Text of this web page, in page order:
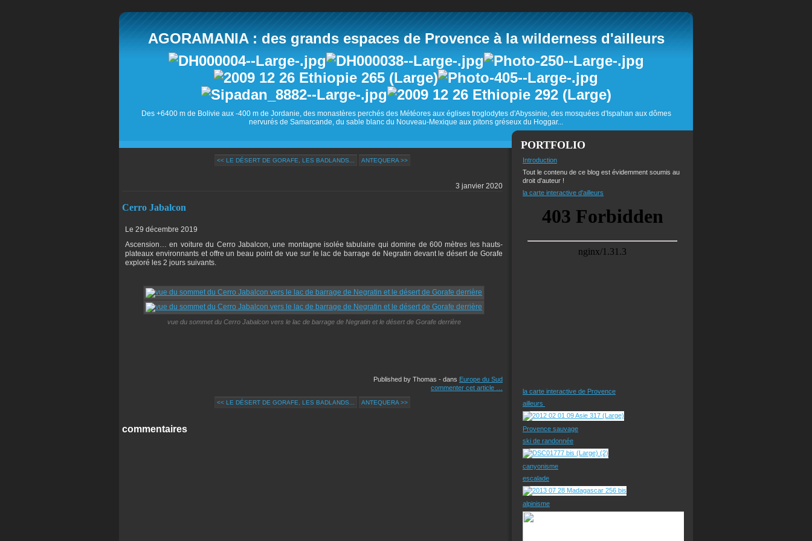
AGORAMANIA : des grands espaces de Provence à la wilderness d'ailleurs
Des +6400 m de Bolivie aux -400 m de Jordanie, des monastères perchés des Météores aux églises troglodytes d'Abyssinie, des mosquées d'Ispahan aux dômes
nervurés de Samarcande, du sable blanc du Nouveau-Mexique aux pitons gréseux du Hoggar...
<< LE DÉSERT DE GORAFE, LES BADLANDS... ANTEQUERA >>
3 janvier 2020
Cerro Jabalcon
Le 29 décembre 2019
Ascension… en voiture du Cerro Jabalcon, une montagne isolée tabulaire qui domine de 600 mètres les hauts-
plateaux environnants et offre un beau point de vue sur le lac de barrage de Negratin devant le désert de Gorafe
exploré les 2 jours suivants.
vue du sommet du Cerro Jabalcon vers le lac de barrage de Negratin et le désert de Gorafe derrière
Published by Thomas - dans Europe du Sud
commenter cet article
<< LE DÉSERT DE GORAFE, LES BADLANDS... ANTEQUERA >>
commentaires
PORTFOLIO
Introduction
Tout le contenu de ce blog est évidemment soumis au
droit d'auteur !
la carte interactive d'ailleurs
la carte interactive de Provence
ailleurs
Provence sauvage
ski de randonnée
canyonisme
escalade
alpinisme